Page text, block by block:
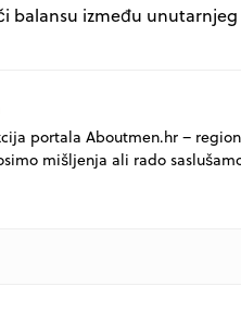
balansu između
portala Aboutmen.hr –
mišljenja ali rado